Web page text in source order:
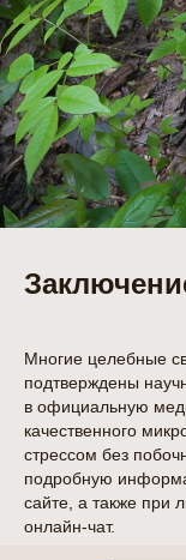
Многие целебные
подтверждены
в официальную
качественного
стрессом без
подробную
сайте, а также при
онлайн-чат.